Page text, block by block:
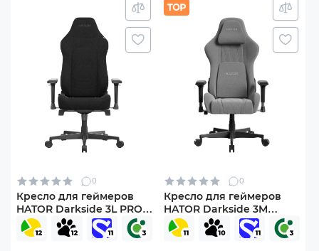
0
Кресло для геймеров
HATOR Darkside 3L PRO
Fabric Black (HTC3210L)
0
Кресло для геймеров
HATOR Darkside 3M
Fabric Grey (HTC3016M)